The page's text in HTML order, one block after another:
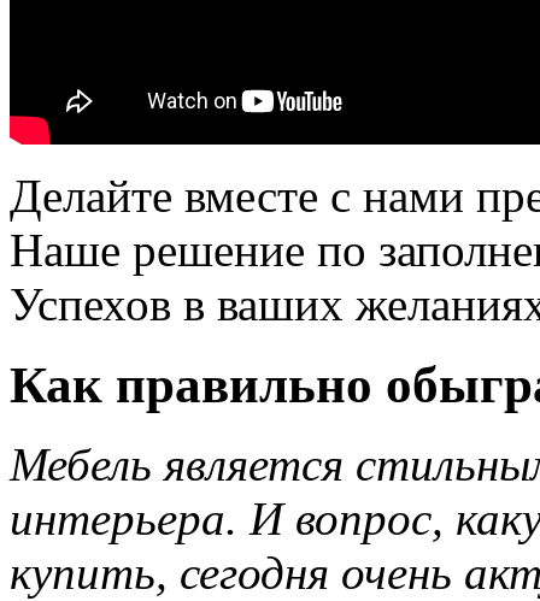
Делайте вместе с нами
Наше решение по
Успехов в ваших
Как правильно
Мебель является
интерьера. И вопрос,
купить, сегодня очень